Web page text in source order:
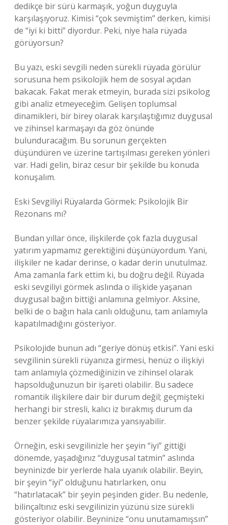
dedikçe bir sürü karmaşık, yoğun duyguyla
karşılaşıyoruz. Kimisi “çok sevmiştim” derken, kimisi
de “iyi ki bitti” diyordur. Peki, niye hala rüyada
görüyorsun?
Bu yazı, eski sevgili neden sürekli rüyada görülür
sorusuna hem psikolojik hem de sosyal açıdan
bakacak. Fakat merak etmeyin, burada sizi psikolog
gibi analiz etmeyeceğim. Gelişen toplumsal
dinamikleri, bir birey olarak karşılaştığımız duygusal
ve zihinsel karmaşayı da göz önünde
bulunduracağım. Bu sorunun gerçekten
düşündüren ve üzerine tartışılması gereken yönleri
var. Hadi gelin, biraz cesur bir şekilde bu konuda
konuşalım.
Eski Sevgiliyi Rüyalarda Görmek: Psikolojik Bir
Rezonans mı?
Bundan yıllar önce, ilişkilerde çok fazla duygusal
yatırım yapmamız gerektiğini düşünüyordum. Yani,
ilişkiler ne kadar derinse, o kadar derin unutulmaz.
Ama zamanla fark ettim ki, bu doğru değil. Rüyada
eski sevgiliyi görmek aslında o ilişkide yaşanan
duygusal bağın bittiği anlamına gelmiyor. Aksine,
belki de o bağın hala canlı olduğunu, tam anlamıyla
kapatılmadığını gösteriyor.
Psikolojide bunun adı “geriye dönüş etkisi”. Yani eski
sevgilinin sürekli rüyanıza girmesi, henüz o ilişkiyi
tam anlamıyla çözmediğinizin ve zihinsel olarak
hapsolduğunuzun bir işareti olabilir. Bu sadece
romantik ilişkilere dair bir durum değil; geçmişteki
herhangi bir stresli, kalıcı iz bırakmış durum da
benzer şekilde rüyalarımıza yansıyabilir.
Örneğin, eski sevgilinizle her şeyin “iyi” gittiği
dönemde, yaşadığınız “duygusal tatmin” aslında
beyninizde bir yerlerde hala uyanık olabilir. Beyin,
bir şeyin “iyi” olduğunu hatırlarken, onu
“hatırlatacak” bir şeyin peşinden gider. Bu nedenle,
bilinçaltınız eski sevgilinizin yüzünü size sürekli
gösteriyor olabilir. Beyninize “onu unutamamışsın”